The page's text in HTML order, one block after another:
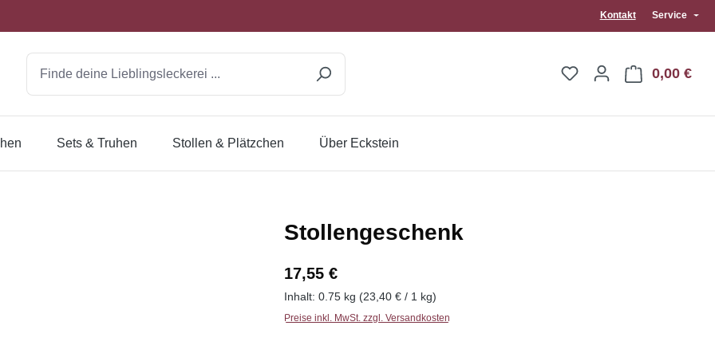
Kontakt Service
0,00 €
Sets & Truhen Stollen & Plätzchen Über Eckstein
Stollengeschenk
Regulärer Preis:
17,55 €
Inhalt: 0.75 kg (23,40 € / 1 kg)
Preise inkl. MwSt. zzgl. Versandkosten